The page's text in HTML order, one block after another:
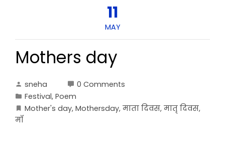
11
MAY
Mothers day
sneha
0 Comments
Festival, Poem
Mother's day, Mothersday, माता दिवस, मातृ दिवस,
मॉ